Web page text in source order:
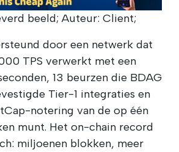
beeld; Auteur: Client;
door een netwerk dat
TPS verwerkt met een
13 beurzen die BDAG
Tier-1 integraties en
notering van de op één
munt. Het on-chain record
miljoenen blokken, meer